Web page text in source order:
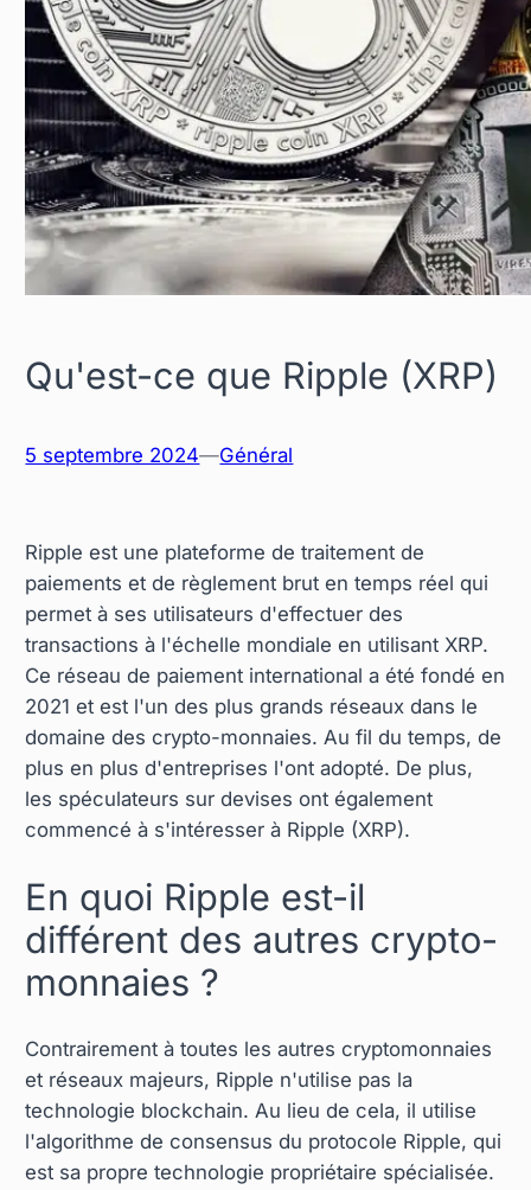
Qu'est-ce que Ripple (XRP)
5 septembre 2024—Général
Ripple est une plateforme de traitement de
paiements et de règlement brut en temps réel qui
permet à ses utilisateurs d'effectuer des
transactions à l'échelle mondiale en utilisant XRP.
Ce réseau de paiement international a été fondé en
2021 et est l'un des plus grands réseaux dans le
domaine des crypto-monnaies. Au fil du temps, de
plus en plus d'entreprises l'ont adopté. De plus,
les spéculateurs sur devises ont également
commencé à s'intéresser à Ripple (XRP).
En quoi Ripple est-il
différent des autres crypto-
monnaies ?
Contrairement à toutes les autres cryptomonnaies
et réseaux majeurs, Ripple n'utilise pas la
technologie blockchain. Au lieu de cela, il utilise
l'algorithme de consensus du protocole Ripple, qui
est sa propre technologie propriétaire spécialisée.